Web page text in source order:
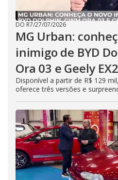
DO R7/27/07/2026
MG Urban:
inimigo de BYD
Ora 03 e Geely EX2
Disponível a partir de R$ 129
oferece três versões e